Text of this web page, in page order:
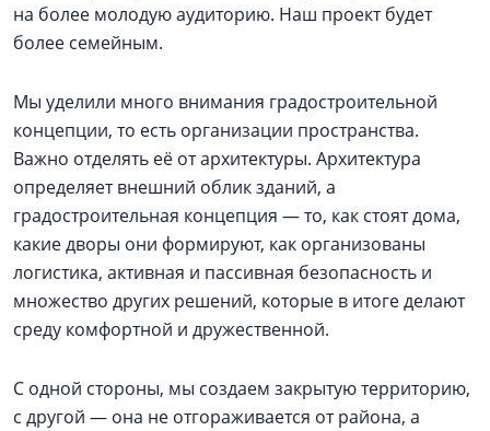
на более молодую аудиторию. Наш проект будет
более семейным.
Мы уделили много внимания градостроительной
концепции, то есть организации пространства.
Важно отделять её от архитектуры. Архитектура
определяет внешний облик зданий, а
градостроительная концепция — то, как стоят дома,
какие дворы они формируют, как организованы
логистика, активная и пассивная безопасность и
множество других решений, которые в итоге делают
среду комфортной и дружественной.
С одной стороны, мы создаем закрытую территорию,
с другой — она не отгораживается от района, а